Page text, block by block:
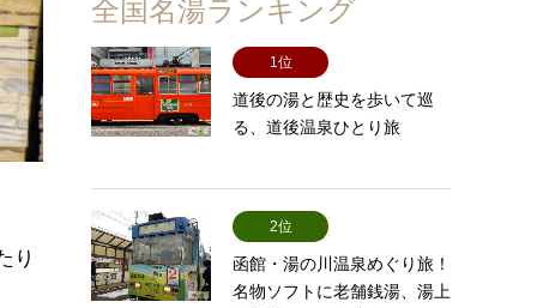
り
全国名湯ランキング
1位
道後の湯と歴史を歩いて巡
る、道後温泉ひとり旅
2位
函館・湯の川温泉めぐり旅！
名物ソフトに老舗銭湯、湯上